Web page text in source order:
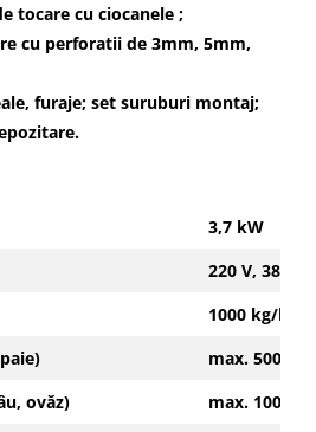
tocare cu ciocanele ;
cu perforatii de 3mm, 5mm,
furaje; set suruburi montaj;
3,7 kW
220 V, 380 V
1000 kg/h
max. 500
ovăz)
max. 1000